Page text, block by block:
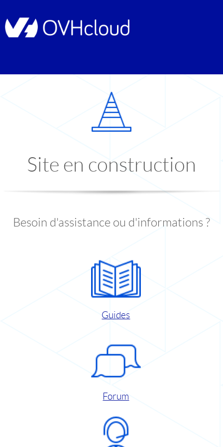
Site en construction
Besoin d'assistance ou d'informations ?
Guides
Forum